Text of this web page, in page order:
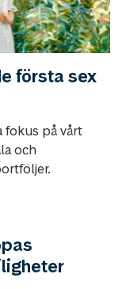
första sex
fokus på vårt
och